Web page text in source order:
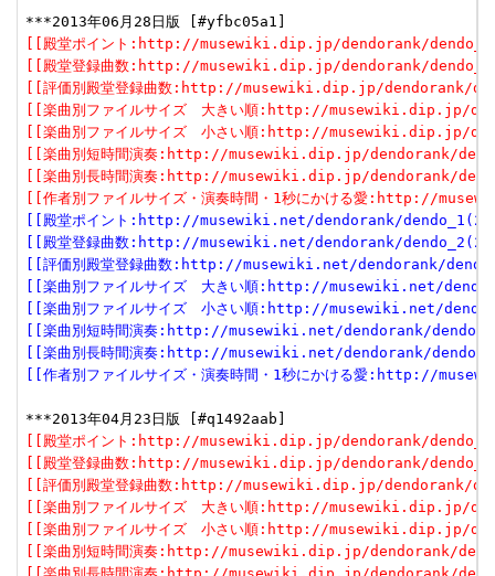
[[殿堂ポイント:http://musewiki.dip.jp/dendorank/
[[殿堂登録曲数:http://musewiki.dip.jp/dendorank/
[[評価別殿堂登録曲数:http://musewiki.dip.jp/dendorank/
[[楽曲別ファイルサイズ　大きい順:http://musewiki.dip.jp/
[[楽曲別ファイルサイズ　小さい順:http://musewiki.dip.jp/
[[楽曲別短時間演奏:http://musewiki.dip.jp/dendorank/
[[楽曲別長時間演奏:http://musewiki.dip.jp/dendorank/
[[作者別ファイルサイズ・演奏時間・1秒にかける愛:http://
[[殿堂ポイント:http://musewiki.net/dendorank/
[[殿堂登録曲数:http://musewiki.net/dendorank/
[[評価別殿堂登録曲数:http://musewiki.net/dendorank/
[[楽曲別ファイルサイズ　大きい順:http://musewiki.net/
[[楽曲別ファイルサイズ　小さい順:http://musewiki.net/
[[楽曲別短時間演奏:http://musewiki.net/dendorank/
[[楽曲別長時間演奏:http://musewiki.net/dendorank/
[[作者別ファイルサイズ・演奏時間・1秒にかける愛:http://
[[殿堂ポイント:http://musewiki.dip.jp/dendorank/
[[殿堂登録曲数:http://musewiki.dip.jp/dendorank/
[[評価別殿堂登録曲数:http://musewiki.dip.jp/dendorank/
[[楽曲別ファイルサイズ　大きい順:http://musewiki.dip.jp/
[[楽曲別ファイルサイズ　小さい順:http://musewiki.dip.jp/
[[楽曲別短時間演奏:http://musewiki.dip.jp/dendorank/
[[楽曲別長時間演奏:http://musewiki.dip.jp/dendorank/